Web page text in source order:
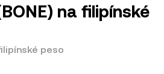
na filipínské
peso